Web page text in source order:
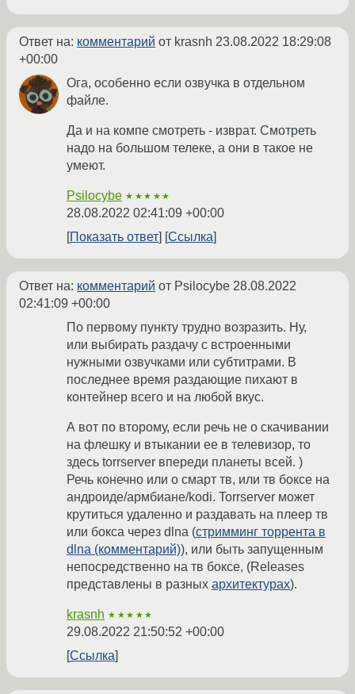
Ответ на: комментарий от krasnh 23.08.2022 18:29:08
+00:00
Ога, особенно если озвучка в отдельном
файле.
Да и на компе смотреть - изврат. Смотреть
надо на большом телеке, а они в такое не
умеют.
Psilocybe ★★★★★
28.08.2022 02:41:09 +00:00
Показать ответ
Ссылка
Ответ на: комментарий от Psilocybe 28.08.2022
02:41:09 +00:00
По первому пункту трудно возразить. Ну,
или выбирать раздачу с встроенными
нужными озвучками или субтитрами. В
последнее время раздающие пихают в
контейнер всего и на любой вкус.
А вот по второму, если речь не о скачивании
на флешку и втыкании ее в телевизор, то
здесь torrserver впереди планеты всей. )
Речь конечно или о смарт тв, или тв боксе на
андроиде/армбиане/kodi. Torrserver может
крутиться удаленно и раздавать на плеер тв
или бокса через dlna (стримминг торрента в
dlna (комментарий)), или быть запущенным
непосредственно на тв боксе, (Releases
представлены в разных архитектурах).
krasnh ★★★★★
29.08.2022 21:50:52 +00:00
Ссылка